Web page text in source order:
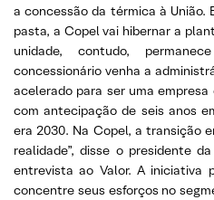
a concessão da térmica à União.
pasta, a Copel vai hibernar a
unidade, contudo,
concessionário venha a
acelerado para ser uma
com antecipação de seis anos
era 2030. Na Copel, a transição
realidade”, disse o presidente
entrevista ao Valor. A iniciativa
concentre seus esforços no